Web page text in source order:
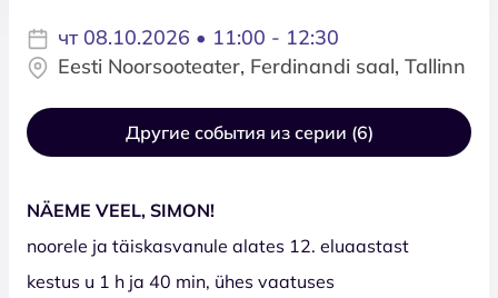
чт 08.10.2026 • 11:00 - 12:30
Eesti Noorsooteater, Ferdinandi saal, Tallinn
Другие события из серии (6)
NÄEME VEEL, SIMON!
noorele ja täiskasvanule alates 12. eluaastast
kestus u 1 h ja 40 min, ühes vaatuses